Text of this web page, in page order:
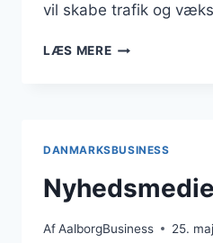
vil skabe trafik og
LÆS MERE
DANMARKSBUSINESS
AfAalborgBusiness 25.